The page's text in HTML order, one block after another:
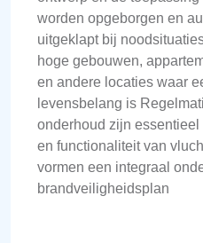
worden opgeborgen en
uitgeklapt bij
hoge gebouwen,
en andere locaties waar
levensbelang is
onderhoud zijn
en functionaliteit van
vormen een integraal
brandveiligheidsplan